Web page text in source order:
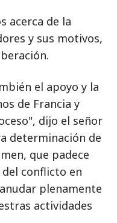
acerca de la
y sus motivos,
el apoyo y la
de Francia y
dijo el señor
determinación de
que padece
conflicto en
plenamente
actividades